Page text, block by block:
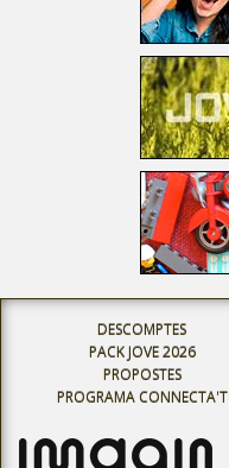
DESCOMPTES
PACK JOVE 2026
PROPOSTES
PROGRAMA CONNECTA'T